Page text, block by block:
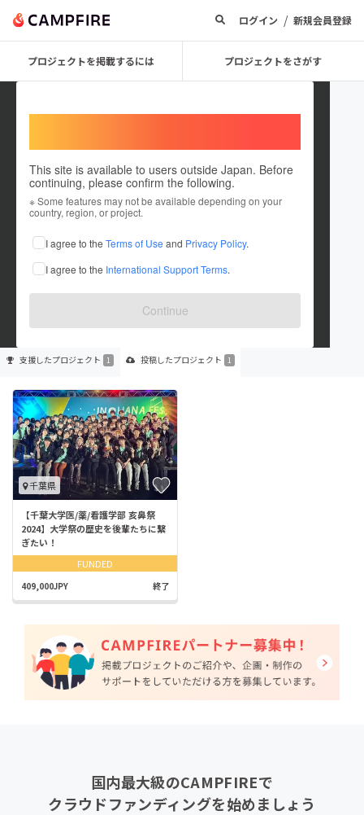
ログイン / 新規会員登録
プロジェクトを掲載するには プロジェクトをさがす
This site is available to users outside Japan. Before
continuing, please confirm the following.
※ Some features may not be available depending on your
country, region, or project.
I agree to the Terms of Use and Privacy Policy.
I agree to the International Support Terms.
Continue
Chiba_InohanaFes_2024
これまでに1回支援して1件のプロジェクトを投稿しています
在住国：日本 現在地：未設定
出身国：日本 出身地：未設定
支援したプロジェクト 1 投稿したプロジェクト 1
千葉県
【千葉大学医/薬/看護学部 亥鼻祭
2024】大学祭の歴史を後輩たちに繋
ぎたい！
FUNDED
409,000JPY 終了
国内最大級のCAMPFIREで
クラウドファンディングを始めましょう